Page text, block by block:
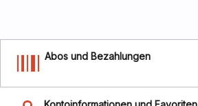
Abos und Bezahlungen